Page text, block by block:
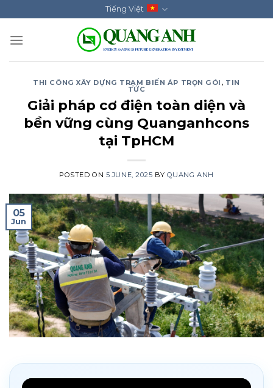
to
content
Tiếng Việt
THI CÔNG XÂY DỰNG TRẠM BIẾN ÁP TRỌN GÓI , TIN
TỨC
Giải pháp cơ điện toàn diện và
bền vững cùng Quanganhcons
tại TpHCM
POSTED ON 5 JUNE, 2025 BY QUANG ANH
05
Jun